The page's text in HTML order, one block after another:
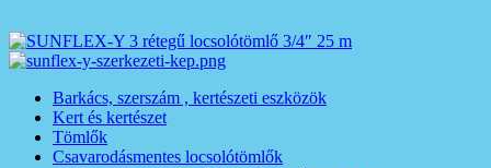
Barkács, szerszám , kertészeti eszközök
Kert és kertészet
Tömlők
Csavarodásmentes locsolótömlők